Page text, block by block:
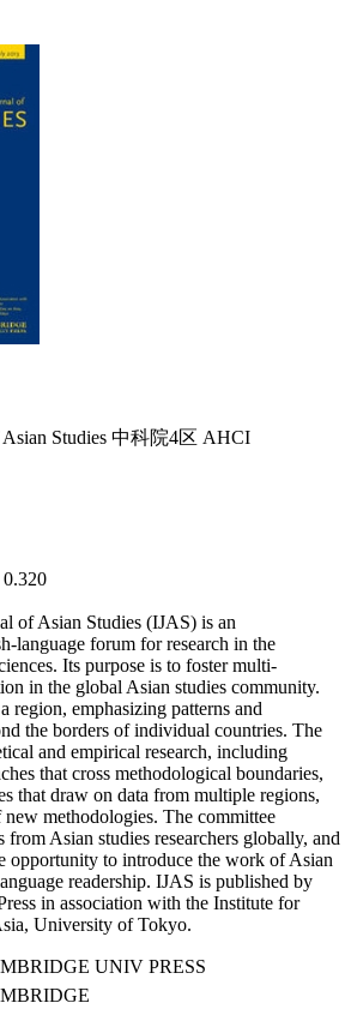
Studies 中科院4区 AHCI
0.320
of Asian Studies (IJAS) is an
language forum for research in the
Its purpose is to foster multi-
in the global Asian studies community.
region, emphasizing patterns and
the borders of individual countries. The
and empirical research, including
that cross methodological boundaries,
that draw on data from multiple regions,
methodologies. The committee
from Asian studies researchers globally, and
opportunity to introduce the work of Asian
readership. IJAS is published by
in association with the Institute for
University of Tokyo.
UNIV PRESS